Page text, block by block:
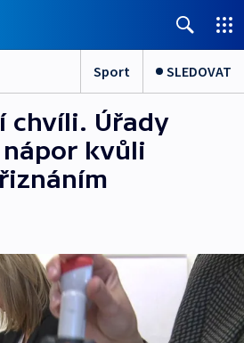
Sport SLEDOVAT
chvíli. Úřady
kvůli